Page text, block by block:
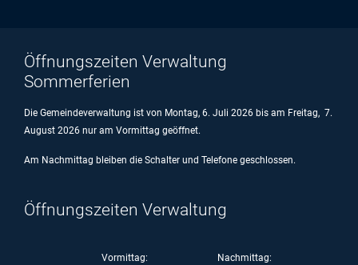
Öffnungszeiten Verwaltung
Sommerferien
Die Gemeindeverwaltung ist von Montag, 6. Juli 2026 bis am Freitag, 7.
August 2026 nur am Vormittag geöffnet.
Am Nachmittag bleiben die Schalter und Telefone geschlossen.
Öffnungszeiten Verwaltung
Vormittag: Nachmittag: